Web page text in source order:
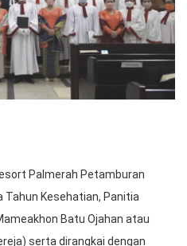
Palmerah Petamburan
Kesehatian, Panitia
Batu Ojahan atau
serta dirangkai dengan